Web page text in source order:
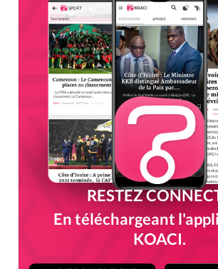
RESTEZ
En téléchargeant
KOACI.